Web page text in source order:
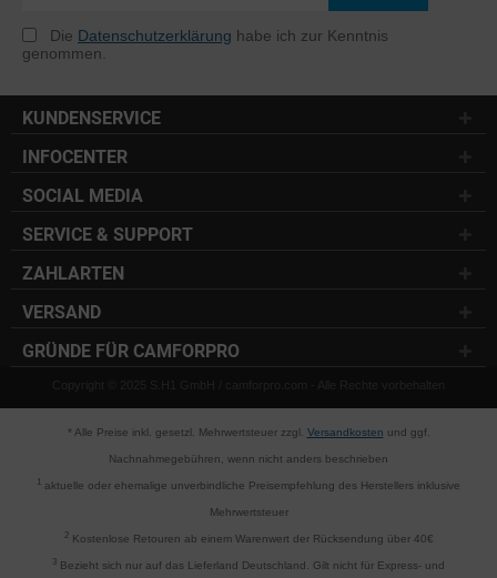
Die Datenschutzerklärung habe ich zur Kenntnis
genommen.
KUNDENSERVICE
INFOCENTER
SOCIAL MEDIA
SERVICE & SUPPORT
ZAHLARTEN
VERSAND
GRÜNDE FÜR CAMFORPRO
Copyright © 2025 S.H1 GmbH / camforpro.com - Alle Rechte vorbehalten
* Alle Preise inkl. gesetzl. Mehrwertsteuer zzgl. Versandkosten und ggf.
Nachnahmegebühren, wenn nicht anders beschrieben
aktuelle oder ehemalige unverbindliche Preisempfehlung des Herstellers inklusive
Mehrwertsteuer
2Kostenlose Retouren ab einem Warenwert der Rücksendung über 40€
3 Bezieht sich nur auf das Lieferland Deutschland. Gilt nicht für Express- und